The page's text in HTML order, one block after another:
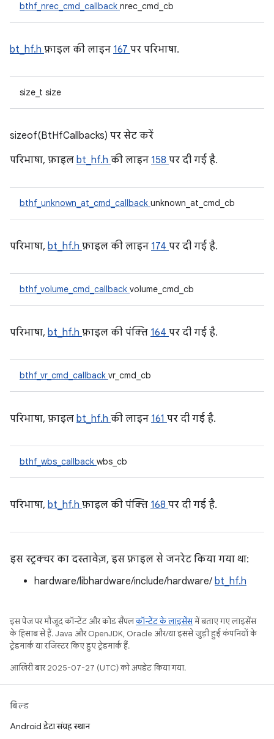
bthf_nrec_cmd_callback nrec_cmd_cb
bt_hf.h फ़ाइल की लाइन 167 पर परिभाषा.
size_t size
sizeof(BtHfCallbacks) पर सेट करें
परिभाषा, फ़ाइल bt_hf.h की लाइन 158 पर दी गई है.
bthf_unknown_at_cmd_callback unknown_at_cmd_cb
परिभाषा, bt_hf.h फ़ाइल की लाइन 174 पर दी गई है.
bthf_volume_cmd_callback volume_cmd_cb
परिभाषा, bt_hf.h फ़ाइल की पंक्ति 164 पर दी गई है.
bthf_vr_cmd_callback vr_cmd_cb
परिभाषा, फ़ाइल bt_hf.h की लाइन 161 पर दी गई है.
bthf_wbs_callback wbs_cb
परिभाषा, bt_hf.h फ़ाइल की पंक्ति 168 पर दी गई है.
इस स्ट्रक्चर का दस्तावेज़, इस फ़ाइल से जनरेट किया गया था:
hardware/libhardware/include/hardware/ bt_hf.h
इस पेज पर मौजूद कॉन्टेंट और कोड सैंपलकॉन्टेंट के लाइसेंसमें बताए गए लाइसेंस
के हिसाब से हैं. Java और OpenJDK, Oracle और/या इससे जुड़ी हुई कंपनियों के
ट्रेडमार्क या रजिस्टर किए हुए ट्रेडमार्क हैं.
आखिरी बार 2025-07-27 (UTC) को अपडेट किया गया.
बिल्ड
Android डेटा संग्रह स्थान